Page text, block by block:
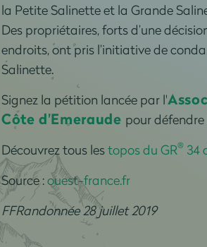
la Petite Salinette et la Grande
Des propriétaires, forts d’une
endroits, ont pris l’initiative de
Salinette.
Signez la pétition lancée par l'
Côte d'Emeraude pour défendre
Découvrez tous lestopos du GR®34
Source :ouest-france.fr
FFRandonnée 28 juillet 2019